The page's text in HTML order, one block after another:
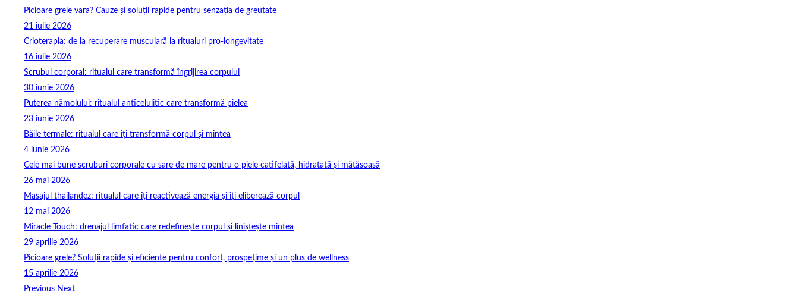
Picioare grele vara? Cauze și soluții rapide pentru senzația de greutate
21 iulie 2026
Crioterapia: de la recuperare musculară la ritualuri pro‑longevitate
16 iulie 2026
Scrubul corporal: ritualul care transformă îngrijirea corpului
30 iunie 2026
Puterea nămolului: ritualul anticelulitic care transformă pielea
23 iunie 2026
Băile termale: ritualul care îți transformă corpul și mintea
4 iunie 2026
Cele mai bune scruburi corporale cu sare de mare pentru o piele catifelată, hidratată și mătăsoasă
26 mai 2026
Masajul thailandez: ritualul care îți reactivează energia și îți eliberează corpul
12 mai 2026
Miracle Touch: drenajul limfatic care redefinește corpul și liniștește mintea
29 aprilie 2026
Picioare grele? Soluții rapide și eficiente pentru confort, prospețime și un plus de wellness
15 aprilie 2026
Previous Next